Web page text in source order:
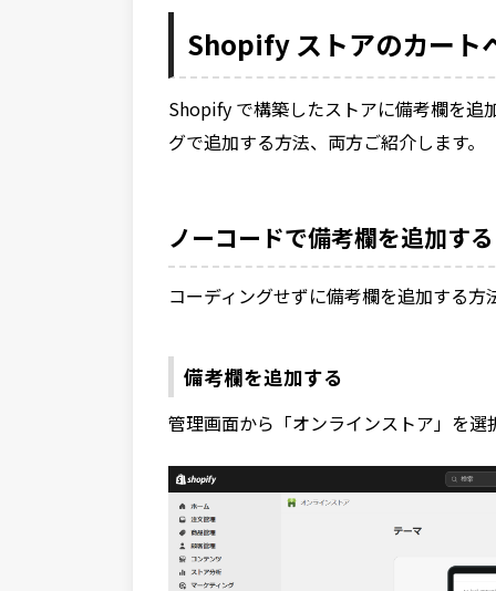
Shopify ストアのカート
Shopify で構築したストアに備考欄を追
グで追加する方法、両方ご紹介します。
ノーコードで備考欄を追加する
コーディングせずに備考欄を追加する方
備考欄を追加する
管理画面から「オンラインストア」を